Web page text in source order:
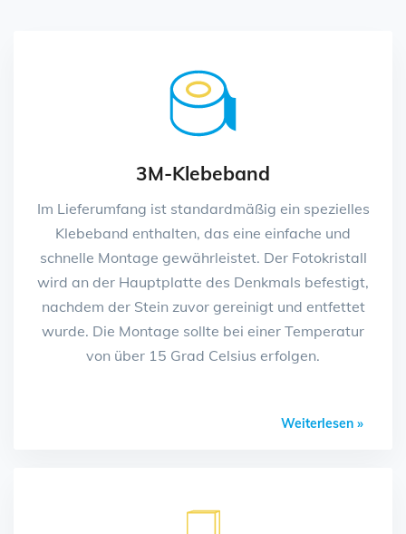
3M-Klebeband
Im Lieferumfang ist standardmäßig ein spezielles
Klebeband enthalten, das eine einfache und
schnelle Montage gewährleistet. Der Fotokristall
wird an der Hauptplatte des Denkmals befestigt,
nachdem der Stein zuvor gereinigt und entfettet
wurde. Die Montage sollte bei einer Temperatur
von über 15 Grad Celsius erfolgen.
Weiterlesen »